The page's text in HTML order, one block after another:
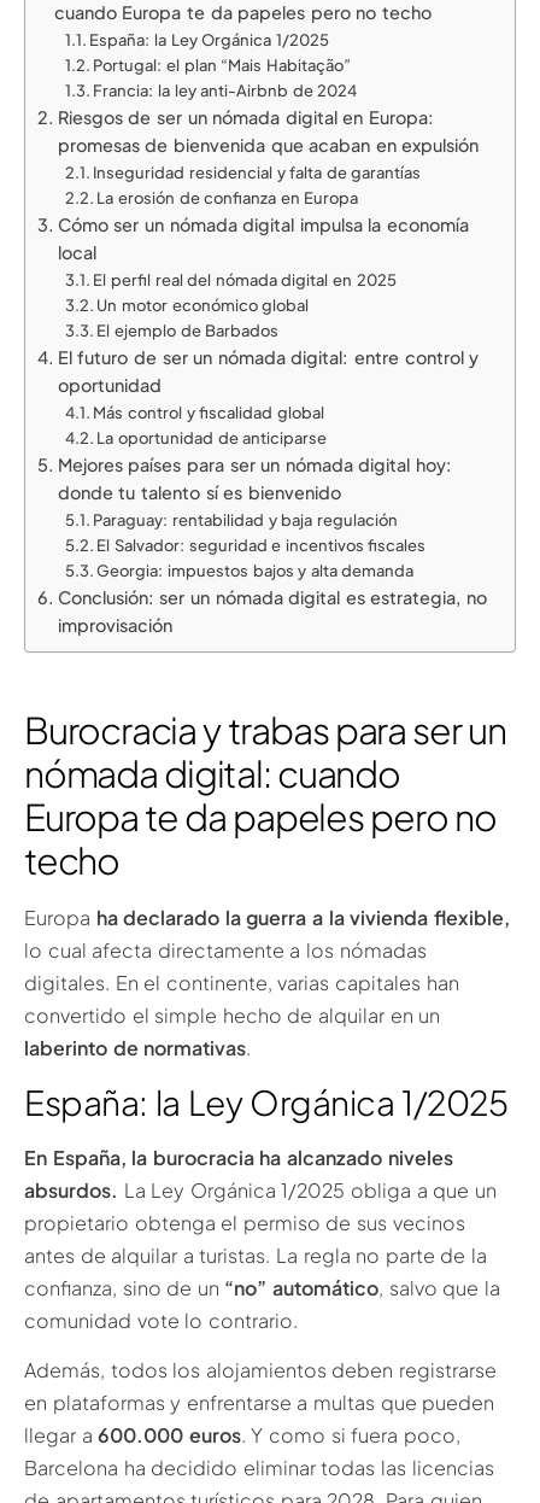
cuando Europa te da papeles pero no techo
España: la Ley Orgánica 1/2025
Portugal: el plan “Mais Habitação”
Francia: la ley anti-Airbnb de 2024
Riesgos de ser un nómada digital en Europa:
promesas de bienvenida que acaban en expulsión
Inseguridad residencial y falta de garantías
La erosión de confianza en Europa
Cómo ser un nómada digital impulsa la economía
local
El perfil real del nómada digital en 2025
Un motor económico global
El ejemplo de Barbados
El futuro de ser un nómada digital: entre control y
oportunidad
Más control y fiscalidad global
La oportunidad de anticiparse
Mejores países para ser un nómada digital hoy:
donde tu talento sí es bienvenido
Paraguay: rentabilidad y baja regulación
El Salvador: seguridad e incentivos fiscales
Georgia: impuestos bajos y alta demanda
Conclusión: ser un nómada digital es estrategia, no
improvisación
Burocracia y trabas para ser un
nómada digital: cuando
Europa te da papeles pero no
techo
Europa ha declarado la guerra a la vivienda flexible,
lo cual afecta directamente a los nómadas
digitales. En el continente, varias capitales han
convertido el simple hecho de alquilar en un
laberinto de normativas.
España: la Ley Orgánica 1/2025
En España, la burocracia ha alcanzado niveles
absurdos. La Ley Orgánica 1/2025 obliga a que un
propietario obtenga el permiso de sus vecinos
antes de alquilar a turistas. La regla no parte de la
confianza, sino de un “no” automático, salvo que la
comunidad vote lo contrario.
Además, todos los alojamientos deben registrarse
en plataformas y enfrentarse a multas que pueden
llegar a600.000 euros. Y como si fuera poco,
Barcelona ha decidido eliminar todas las licencias